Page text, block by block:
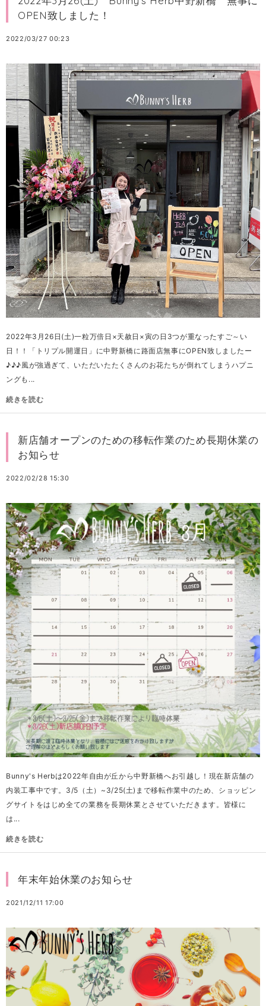
OPEN致しました！
2022/03/27 00:23
2022年3月26日(土)一粒万倍日×天赦日×寅の日3つが重なったすご～い
日！！「トリプル開運日」に中野新橋に路面店無事にOPEN致しましたー
♪♪♪風が強過ぎて、いただいたたくさんのお花たちが倒れてしまうハプニ
ングも...
続きを読む
新店舗オープンのための移転作業のため長期休業の
お知らせ
2022/02/28 15:30
Bunny's Herbは2022年自由が丘から中野新橋へお引越し！現在新店舗の
内装工事中です。3/5（土）~3/25(土)まで移転作業中のため、ショッピン
グサイトをはじめ全ての業務を長期休業とさせていただきます。皆様に
は...
続きを読む
年末年始休業のお知らせ
2021/12/11 17:00